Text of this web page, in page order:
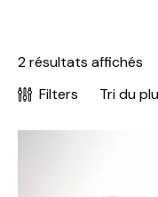
2 résultats affichés
Filters